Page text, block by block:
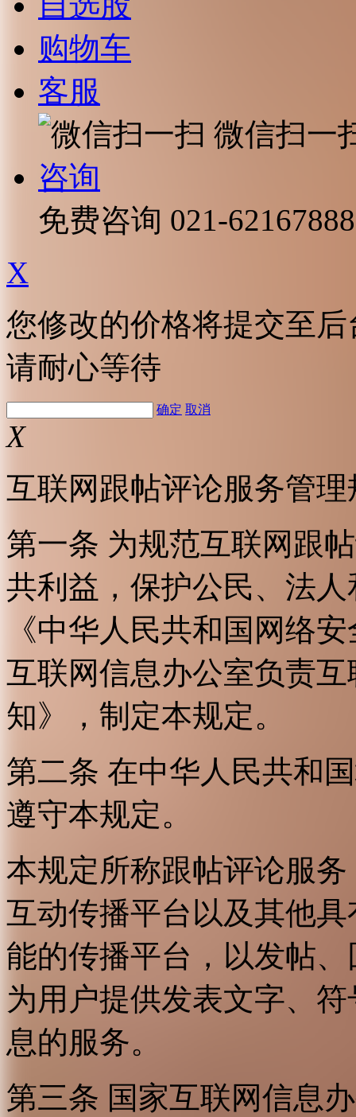
购物车
客服
微信扫一
咨询
免费咨询 021-62167888
X
您修改的价格将提交至
请耐心等待
确定 取消
X
互联网跟帖评论服务管理
第一条 为规范互联网跟
共利益，保护公民、法
《中华人民共和国网络
互联网信息办公室负责
知》，制定本规定。
第二条 在中华人民共和
遵守本规定。
本规定所称跟帖评论服
互动传播平台以及其他
能的传播平台，以发帖
为用户提供发表文字、
息的服务。
第三条 国家互联网信息